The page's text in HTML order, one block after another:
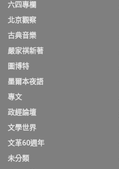
六四專欄
北京觀察
古典音樂
嚴家祺新著
圖博特
墨爾本夜語
專文
政經論壇
文學世界
文革60週年
未分類